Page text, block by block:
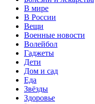
В мире
В России
Вещи
Военные новости
Волейбол
Гаджеты
Дети
Дом и сад
Еда
Звёзды
Здоровье